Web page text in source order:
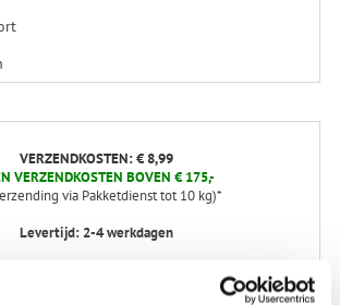
VERZENDKOSTEN: € 8,99
VERZENDKOSTEN BOVEN € 175,-
via Pakketdienst tot 10 kg)*
Levertijd: 2-4 werkdagen
levertermijnen gelden. Deze staan vermeld bij de artikelen.